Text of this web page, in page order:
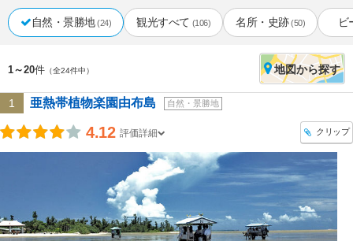
自然・景勝地 (24) 観光すべて (106) 名所・史跡 (50) ビ
1～20件 （全24件中） 地図から探す
1 亜熱帯植物楽園由布島 自然・景勝地
4.12 評価詳細 クリップ